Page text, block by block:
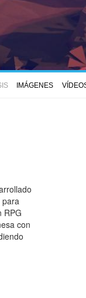
IMÁGENES
para
RPG
con